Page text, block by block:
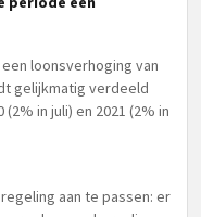
loonsverhoging van
gelijkmatig verdeeld
in juli) en 2021 (2% in
aan te passen: er